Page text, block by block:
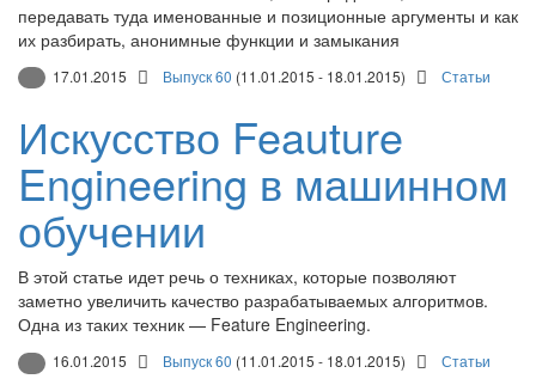
передавать туда именованные и позиционные аргументы и как
их разбирать, анонимные функции и замыкания
17.01.2015 Выпуск 60 (11.01.2015 - 18.01.2015) Статьи
Искусство Feauture
Engineering в машинном
обучении
В этой статье идет речь о техниках, которые позволяют
заметно увеличить качество разрабатываемых алгоритмов.
Одна из таких техник — Feature Engineering.
16.01.2015 Выпуск 60 (11.01.2015 - 18.01.2015) Статьи